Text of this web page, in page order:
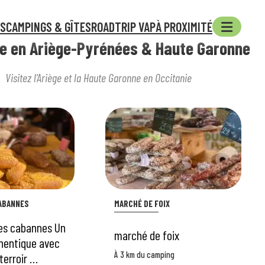
CAMPINGS & GÎTESROADTRIP VAPÀ PROXIMITÉ
en Ariège-Pyrénées & Haute Garonne
Visitez l’Ariège et la Haute Garonne en Occitanie
cabannes Un
avec
…
MARCHÉ DE FOIX
marché de foix
À 3 km du camping